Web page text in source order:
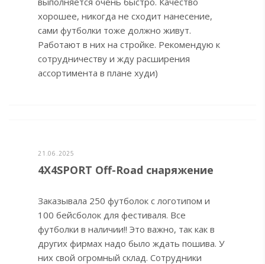
хорошее, никогда не сходит нанесение,
сами футболки тоже должно живут.
Работают в них на стройке. Рекомендую к
сотрудничеству и жду расширения
ассортимента в плане худи)
21.06.2025
4X4SPORT Off-Road снаряжение
Заказывала 250 футболок с логотипом и
100 бейсболок для фестиваля. Все
футболки в наличии!! Это важно, так как в
других фирмах надо было ждать пошива. У
них свой огромный склад. Сотрудники